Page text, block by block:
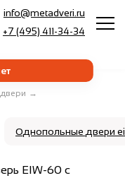
info@metadveri.ru
+7 (495) 411-34-34
→
Однопольные двери
EIW-60 с